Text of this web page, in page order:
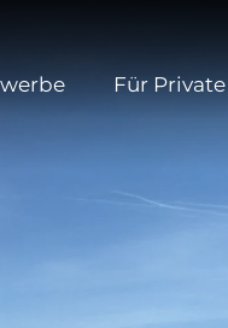
Für Private